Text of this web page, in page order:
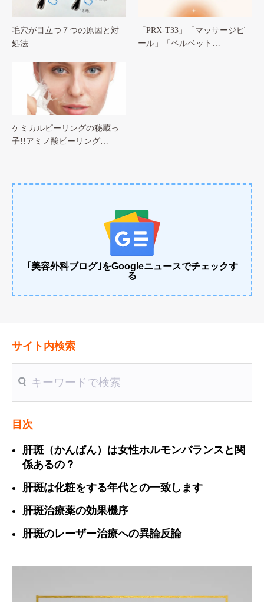
毛穴が目立つ７つの原因と対
処法
「PRX-T33」「マッサージピ
ール」「ベルベット…
ケミカルピーリングの秘蔵っ
子!!アミノ酸ピーリング…
｢美容外科ブログ｣をGoogleニュースでチェックす
る
サイト内検索
送信
目次
肝斑（かんぱん）は女性ホルモンバランスと関
係あるの？
肝斑は化粧をする年代との一致します
肝斑治療薬の効果機序
肝斑のレーザー治療への異論反論